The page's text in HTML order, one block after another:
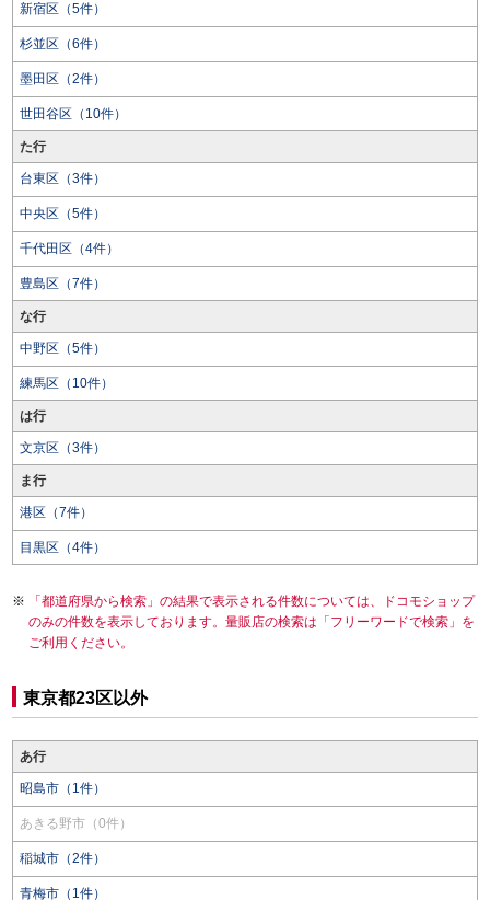
新宿区（5件）
杉並区（6件）
墨田区（2件）
世田谷区（10件）
た行
台東区（3件）
中央区（5件）
千代田区（4件）
豊島区（7件）
な行
中野区（5件）
練馬区（10件）
は行
文京区（3件）
ま行
港区（7件）
目黒区（4件）
「都道府県から検索」の結果で表示される件数については、ドコモショップ
のみの件数を表示しております。量販店の検索は「フリーワードで検索」を
ご利用ください。
東京都23区以外
あ行
昭島市（1件）
あきる野市（0件）
稲城市（2件）
青梅市（1件）